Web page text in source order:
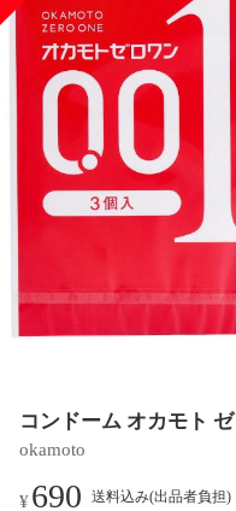
コンドーム オカモト
okamoto
¥690 送料込み(出品者負担)